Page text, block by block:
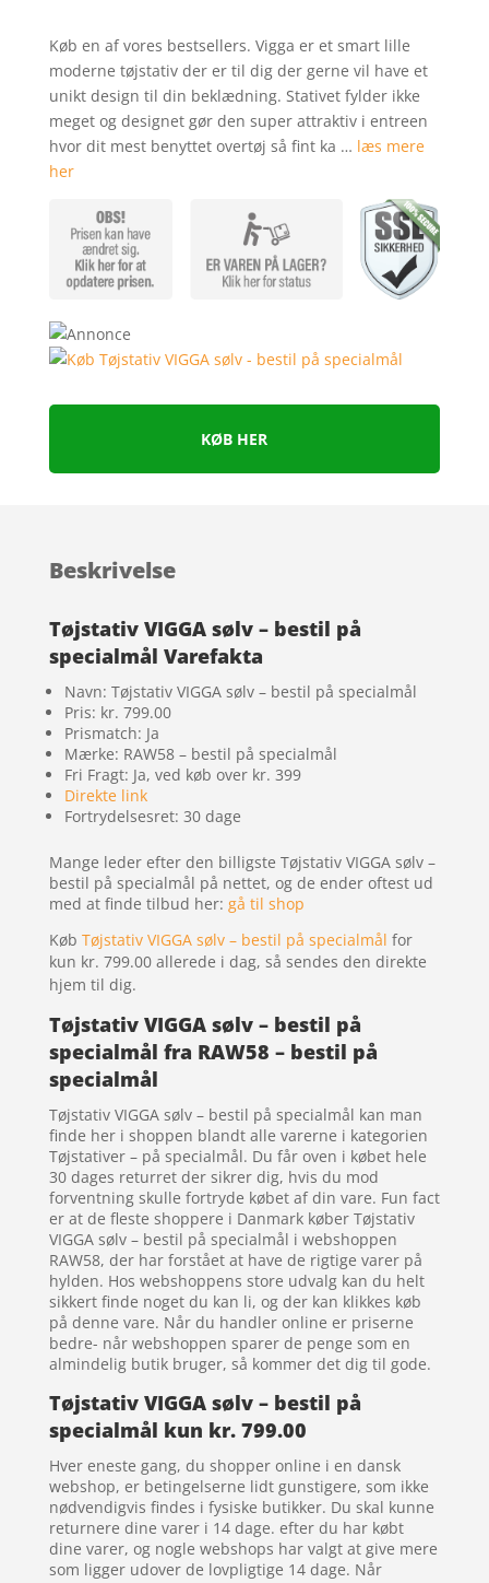
som4.1
ud af 5
baseret på
kundebedø
mmelser
Køb en af vores bestsellers. Vigga er et smart lille
moderne tøjstativ der er til dig der gerne vil have et
unikt design til din beklædning. Stativet fylder ikke
meget og designet gør den super attraktiv i entreen
hvor dit mest benyttet overtøj så fint ka … læs mere
her
KØB HER
Beskrivelse
Tøjstativ VIGGA sølv – bestil på
specialmål Varefakta
Navn: Tøjstativ VIGGA sølv – bestil på specialmål
Pris: kr. 799.00
Prismatch: Ja
Mærke: RAW58 – bestil på specialmål
Fri Fragt: Ja, ved køb over kr. 399
Direkte link
Fortrydelsesret: 30 dage
Mange leder efter den billigste Tøjstativ VIGGA sølv –
bestil på specialmål på nettet, og de ender oftest ud
med at finde tilbud her: gå til shop
Køb Tøjstativ VIGGA sølv – bestil på specialmål for
kun kr. 799.00 allerede i dag, så sendes den direkte
hjem til dig.
Tøjstativ VIGGA sølv – bestil på
specialmål fra RAW58 – bestil på
specialmål
Tøjstativ VIGGA sølv – bestil på specialmål kan man
finde her i shoppen blandt alle varerne i kategorien
Tøjstativer – på specialmål. Du får oven i købet hele
30 dages returret der sikrer dig, hvis du mod
forventning skulle fortryde købet af din vare. Fun fact
er at de fleste shoppere i Danmark køber Tøjstativ
VIGGA sølv – bestil på specialmål i webshoppen
RAW58, der har forstået at have de rigtige varer på
hylden. Hos webshoppens store udvalg kan du helt
sikkert finde noget du kan li, og der kan klikkes køb
på denne vare. Når du handler online er priserne
bedre- når webshoppen sparer de penge som en
almindelig butik bruger, så kommer det dig til gode.
Tøjstativ VIGGA sølv – bestil på
specialmål kun kr. 799.00
Hver eneste gang, du shopper online i en dansk
webshop, er betingelserne lidt gunstigere, som ikke
nødvendigvis findes i fysiske butikker. Du skal kunne
returnere dine varer i 14 dage. efter du har købt
dine varer, og nogle webshops har valgt at give mere
som ligger udover de lovpligtige 14 dage. Når